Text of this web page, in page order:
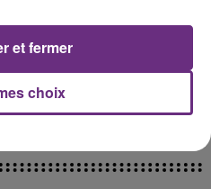
JENNIFER LOPEZ & DAVID GUETTA
choix
et fermer